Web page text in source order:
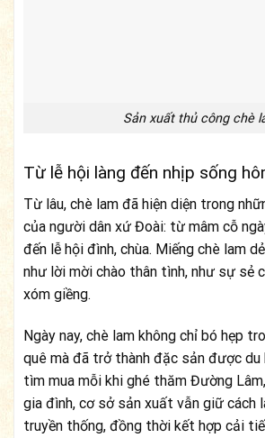
Sản xuất thủ công chè
Từ lễ hội làng đến nhịp sống
Từ lâu, chè lam đã hiện diện trong
của người dân xứ Đoài: từ mâm cỗ
đến lễ hội đình, chùa. Miếng chè lam
như lời mời chào thân tình, như sự sẻ
xóm giềng.
Ngày nay, chè lam không chỉ bó hẹp
quê mà đã trở thành đặc sản được du
tìm mua mỗi khi ghé thăm Đường
gia đình, cơ sở sản xuất vẫn giữ cách
truyền thống, đồng thời kết hợp cải